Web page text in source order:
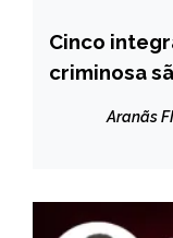
MINAS
GERAIS
NOTÍCIAS
Cinco
criminosa
operação
Aranãs